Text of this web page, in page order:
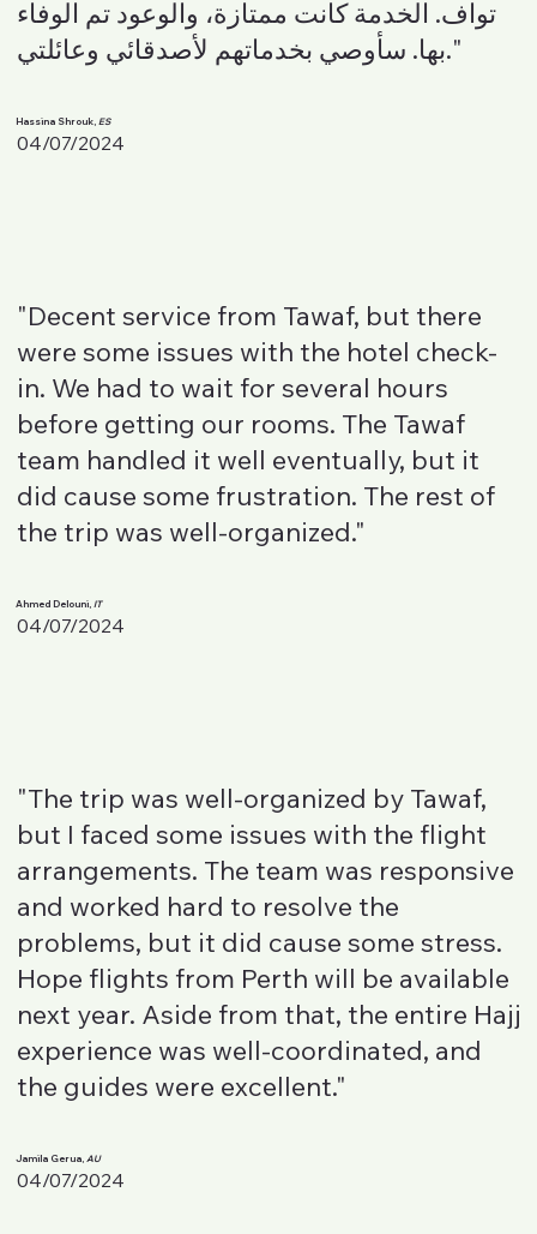
تواف. الخدمة كانت ممتازة، والوعود تم الوفاء
بها. سأوصي بخدماتهم لأصدقائي وعائلتي."
Hassina Shrouk, ES
04/07/2024
"Decent service from Tawaf, but there
were some issues with the hotel check-
in. We had to wait for several hours
before getting our rooms. The Tawaf
team handled it well eventually, but it
did cause some frustration. The rest of
the trip was well-organized."
Ahmed Delouni, IT
04/07/2024
"The trip was well-organized by Tawaf,
but I faced some issues with the flight
arrangements. The team was responsive
and worked hard to resolve the
problems, but it did cause some stress.
Hope flights from Perth will be available
next year. Aside from that, the entire Hajj
experience was well-coordinated, and
the guides were excellent."
Jamila Gerua, AU
04/07/2024